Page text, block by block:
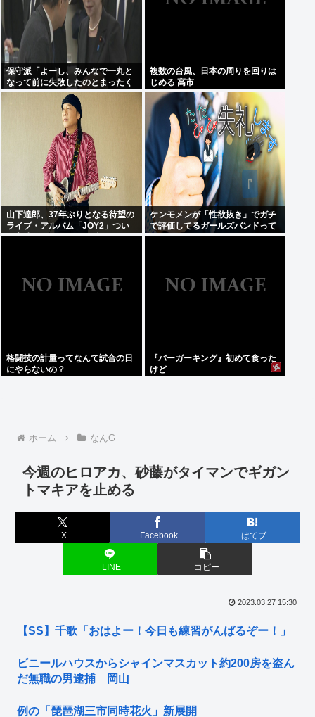
保守派「よーし、みんなで一丸と
なって前に失敗したのとまったく
同じ道を行くぞ！！」 これなに？
複数の台風、日本の周りを回りは
じめる 高市
山下達郎、37年ぶりとなる待望の
ライブ・アルバム「JOY2」つい
に完成、10月14日に発売
ケンモメンが「性欲抜き」でガチ
で評価してるガールズバンドって
何？
格闘技の計量ってなんて試合の日
にやらないの？
『バーガーキング』初めて食った
けど
ホーム なんG
今週のヒロアカ、砂藤がタイマンでギガン
トマキアを止める
X Facebook はてブ
LINE コピー
2023.03.27 15:30
【SS】千歌「おはよー！今日も練習がんばるぞー！」
ビニールハウスからシャインマスカット約200房を盗ん
だ無職の男逮捕 岡山
例の「琵琶湖三市同時花火」新展開